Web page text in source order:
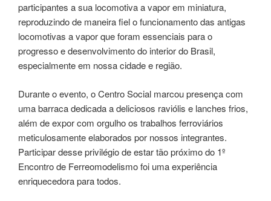
participantes a sua locomotiva a vapor em miniatura,
reproduzindo de maneira fiel o funcionamento das antigas
locomotivas a vapor que foram essenciais para o
progresso e desenvolvimento do interior do Brasil,
especialmente em nossa cidade e região.
Durante o evento, o Centro Social marcou presença com
uma barraca dedicada a deliciosos raviólis e lanches frios,
além de expor com orgulho os trabalhos ferroviários
meticulosamente elaborados por nossos integrantes.
Participar desse privilégio de estar tão próximo do 1º
Encontro de Ferreomodelismo foi uma experiência
enriquecedora para todos.